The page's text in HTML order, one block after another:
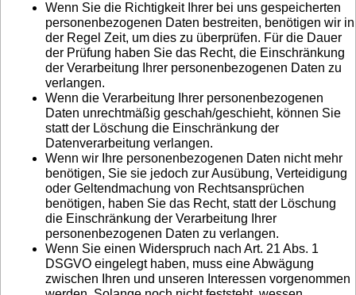
Wenn Sie die Richtigkeit Ihrer bei uns gespeicherten
personenbezogenen Daten bestreiten, benötigen wir in
der Regel Zeit, um dies zu überprüfen. Für die Dauer
der Prüfung haben Sie das Recht, die Einschränkung
der Verarbeitung Ihrer personenbezogenen Daten zu
verlangen.
Wenn die Verarbeitung Ihrer personenbezogenen
Daten unrechtmäßig geschah/geschieht, können Sie
statt der Löschung die Einschränkung der
Datenverarbeitung verlangen.
Wenn wir Ihre personenbezogenen Daten nicht mehr
benötigen, Sie sie jedoch zur Ausübung, Verteidigung
oder Geltendmachung von Rechtsansprüchen
benötigen, haben Sie das Recht, statt der Löschung
die Einschränkung der Verarbeitung Ihrer
personenbezogenen Daten zu verlangen.
Wenn Sie einen Widerspruch nach Art. 21 Abs. 1
DSGVO eingelegt haben, muss eine Abwägung
zwischen Ihren und unseren Interessen vorgenommen